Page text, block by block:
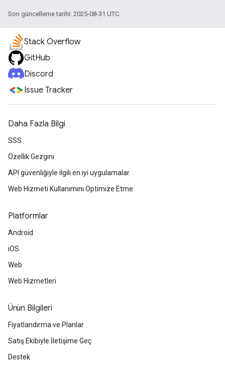
Son güncelleme tarihi: 2025-08-31 UTC.
Stack Overflow
GitHub
Discord
Issue Tracker
Daha Fazla Bilgi
SSS
Özellik Gezgini
API güvenliğiyle ilgili en iyi uygulamalar
Web Hizmeti Kullanımını Optimize Etme
Platformlar
Android
iOS
Web
Web Hizmetleri
Ürün Bilgileri
Fiyatlandırma ve Planlar
Satış Ekibiyle İletişime Geç
Destek